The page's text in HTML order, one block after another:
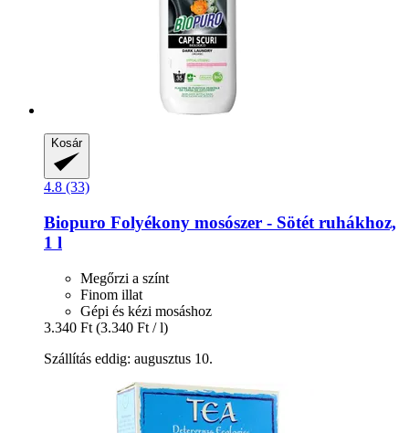
Kosár
4.8 (33)
Biopuro Folyékony mosószer -​ Sötét ruhákhoz,
1 l
Megőrzi a színt
Finom illat
Gépi és kézi mosáshoz
3.340 Ft (3.340 Ft / l)
Szállítás eddig: augusztus 10.